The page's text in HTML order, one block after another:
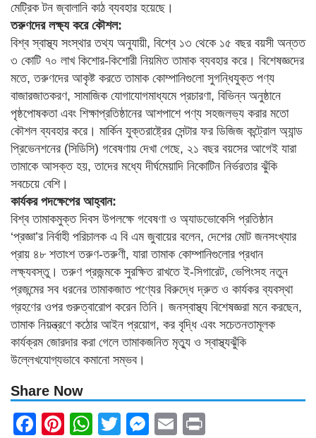
মেট্রিক টন জ্বালানি কাঠ ব্যবহার হয়েছে।
তরুণদের লক্ষ্য করে কৌশল:
বিশ্ব স্বাস্থ্য সংস্থার তথ্য অনুযায়ী, বিশ্বে ১৩ থেকে ১৫ বছর বয়সী অন্তত
৩ কোটি ৭০ লাখ কিশোর-কিশোরী নিয়মিত তামাক ব্যবহার করে। বিশেষজ্ঞদের
মতে, তরুণদের আকৃষ্ট করতে তামাক কোম্পানিগুলো সুগন্ধিযুক্ত পণ্য
বাজারজাতকরণ, সামাজিক যোগাযোগমাধ্যমে প্রচারণা, বিভিন্ন অনুষ্ঠানে
পৃষ্ঠপোষকতা এবং শিক্ষাপ্রতিষ্ঠানের আশপাশে পণ্য সহজলভ্য করার মতো
কৌশল ব্যবহার করে। মার্কিন যুক্তরাষ্ট্রের সেন্টার ফর ডিজিজ কন্ট্রোল অ্যান্ড
প্রিভেনশনের (সিডিসি) গবেষণায় দেখা গেছে, ২১ বছর বয়সের আগেই যারা
তামাকে আসক্ত হয়, তাদের মধ্যে দীর্ঘমেয়াদি নিকোটিন নির্ভরতার ঝুঁকি
সবচেয়ে বেশি।
কার্যকর পদক্ষেপের আহ্বান:
বিশ্ব তামাকমুক্ত দিবস উপলক্ষে গবেষণা ও অ্যাডভোকেসি প্রতিষ্ঠান
‘প্রজ্ঞা’র নির্বাহী পরিচালক এ বি এম জুবায়ের বলেন, দেশের মোট জনসংখ্যার
প্রায় ৪৮ শতাংশ তরুণ-তরুণী, যারা তামাক কোম্পানিগুলোর প্রধান
লক্ষ্যবস্তু। তরুণ প্রজন্মকে সুরক্ষিত রাখতে ই-সিগারেট, ভেপিংসহ নতুন
প্রজন্মের সব ধরনের তামাকজাত পণ্যের বিরুদ্ধে দ্রুত ও কার্যকর ব্যবস্থা
গ্রহণের ওপর গুরুত্বারোপ করেন তিনি। জনস্বাস্থ্য বিশেষজ্ঞরা মনে করছেন,
তামাক নিয়ন্ত্রণে কঠোর আইন প্রয়োগ, কর বৃদ্ধি এবং সচেতনতামূলক
কার্যক্রম জোরদার করা গেলে তামাকজনিত মৃত্যু ও স্বাস্থ্যঝুঁকি
উল্লেখযোগ্যভাবে কমানো সম্ভব।
Share Now
Facebook
Pinterest
WhatsApp
TwitterMessenger
Email